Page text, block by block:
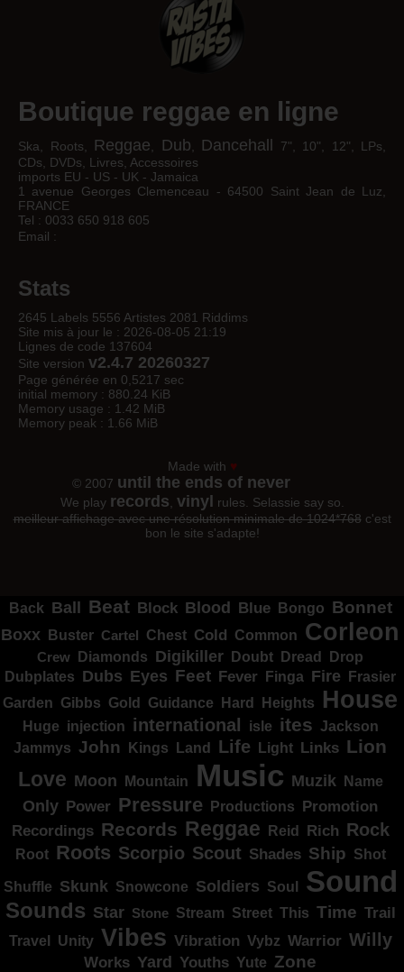
Boutique reggae en ligne
Ska, Roots, Reggae Dub Dancehall
7", 10", 12", LPs,
CDs, DVDs, Livres, Accessoires
imports EU - US - UK - Jamaica
1 avenue Georges Clemenceau - 64500 Saint Jean de Luz,
FRANCE
Tel : 0033 650 918 605
Email :
Stats
2645 Labels 5556 Artistes 2081 Riddims
Site mis à jour le : 2026-08-05 21:19
Lignes de code 137604
Site version v2.4.7 20260327
Page générée en 0,5217 sec
initial memory : 880.24 KiB
Memory usage : 1.42 MiB
Memory peak : 1.66 MiB
Made with ♥
© 2007 until the ends of never
We play records vinyl
rules. Selassie say so.
meilleur affichage avec une résolution minimale de 1024*768c'est
bon le site s'adapte!
Back Ball Beat Block Blood Blue Bongo Bonnet
Boxx Buster Cartel Chest Cold Common Corleon
Crew Diamonds Digikiller Doubt Dread Drop
Dubplates Dubs Eyes Feet Fever Finga Fire Frasier
Garden Gibbs Gold Guidance Hard Heights House
Huge injection international isle ites Jackson
Jammys John Kings Land Life Light Links Lion
Love Moon Mountain Music Muzik Name
Only Power Pressure Productions Promotion
Recordings Records Reggae Reid Rich Rock
Root Roots Scorpio Scout Shades Ship Shot
Shuffle Skunk Snowcone Soldiers Soul Sound
Sounds Star Stone Stream Street This Time Trail
Travel Unity Vibes Vibration Vybz Warrior Willy
Works Yard Youths Yute Zone